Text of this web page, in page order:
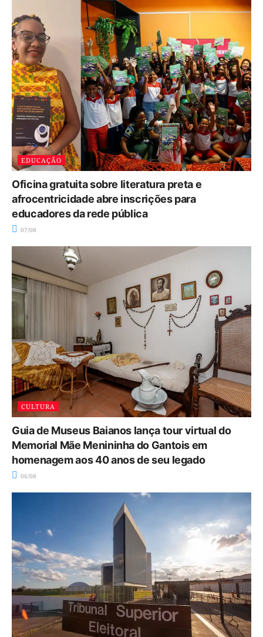
EDUCAÇÃO
Oficina gratuita sobre literatura preta e
afrocentricidade abre inscrições para
educadores da rede pública
07/08
CULTURA
Guia de Museus Baianos lança tour virtual do
Memorial Mãe Menininha do Gantois em
homenagem aos 40 anos de seu legado
06/08